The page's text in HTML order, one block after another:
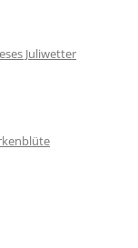
Juliwetter